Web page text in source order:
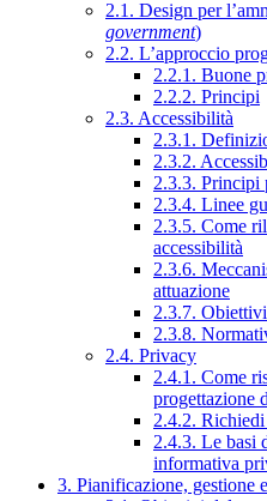
2.1. Design per
government)
2.2. L’approccio
2.2.1. Buone
2.2.2. Principi
2.3. Accessibilità
2.3.1.
2.3.2.
2.3.3. Principi
2.3.4. Linee
2.3.5. Come
accessibilità
2.3.6.
attuazione
2.3.7.
2.3.8.
2.4. Privacy
2.4.1. Come
progettazione
2.4.2. Richiedi
2.4.3. Le basi
informativa
3. Pianificazione, gestione